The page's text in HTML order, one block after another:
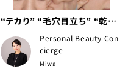
“テカり” “毛穴目立ち” “乾
燥” 悩みの方！ 本日は、爽やか
なオイルコントロールスキンケ
アをご紹介いたします😉
Personal Beauty Con
cierge
Miwa